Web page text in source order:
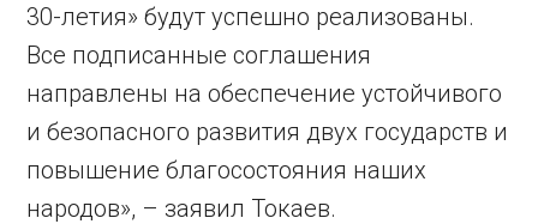
30-летия» будут успешно реализованы.
Все подписанные соглашения
направлены на обеспечение устойчивого
и безопасного развития двух государств и
повышение благосостояния наших
народов», – заявил Токаев.